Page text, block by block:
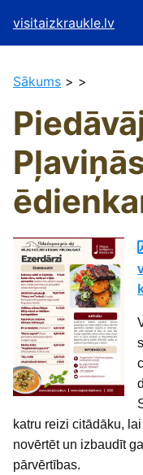
visitaizkraukle.lv
Sākums > >
Pļaviņās
katru reizi citādāku,
novērtēt un izbaudīt
pārvērtības.